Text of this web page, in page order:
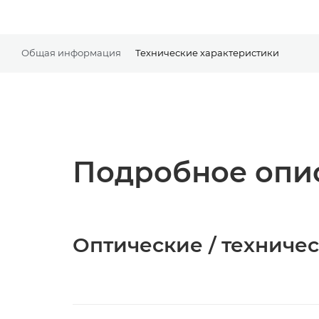
Общая информация Технические характеристики
Подробное
Оптические /